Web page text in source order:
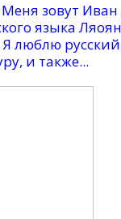
зовут
языка
Я люблю
и также...